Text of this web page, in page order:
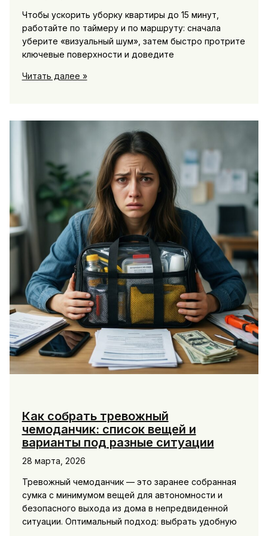
Чтобы ускорить уборку квартиры до 15 минут,
работайте по таймеру и по маршруту: сначала
уберите «визуальный шум», затем быстро протрите
ключевые поверхности и доведите
Лайфхаки
минут:
комнатам
Читать далее »
Как собрать тревожный
чемоданчик: список вещей и
варианты под разные ситуации
28 марта, 2026
Тревожный чемоданчик — это заранее собранная
сумка с минимумом вещей для автономности и
безопасного выхода из дома в непредвиденной
ситуации. Оптимальный подход: выбрать удобную